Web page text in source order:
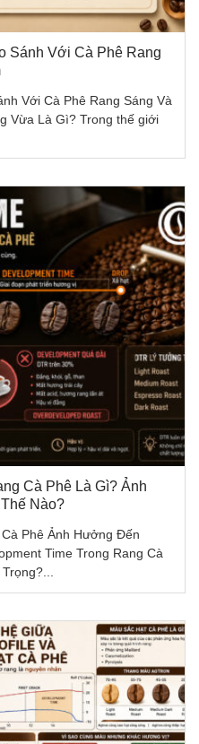
Sánh Với Cà Phê Rang
Với Cà Phê Rang Sáng Và
Vừa Là Gì? Trong thế giới
Cà Phê Là Gì? Ảnh
Nào?
Phê Ảnh Hưởng Đến
Time Trong Rang Cà